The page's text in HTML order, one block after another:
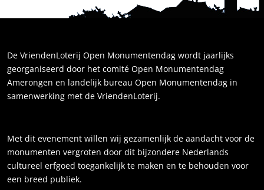
De VriendenLoterij Open Monumentendag wordt jaarlijks
georganiseerd door het comité Open Monumentendag
Amerongen en landelijk bureau Open Monumentendag in
samenwerking met de VriendenLoterij.
Met dit evenement willen wij gezamenlijk de aandacht voor de
monumenten vergroten door dit bijzondere Nederlands
cultureel erfgoed toegankelijk te maken en te behouden voor
een breed publiek.